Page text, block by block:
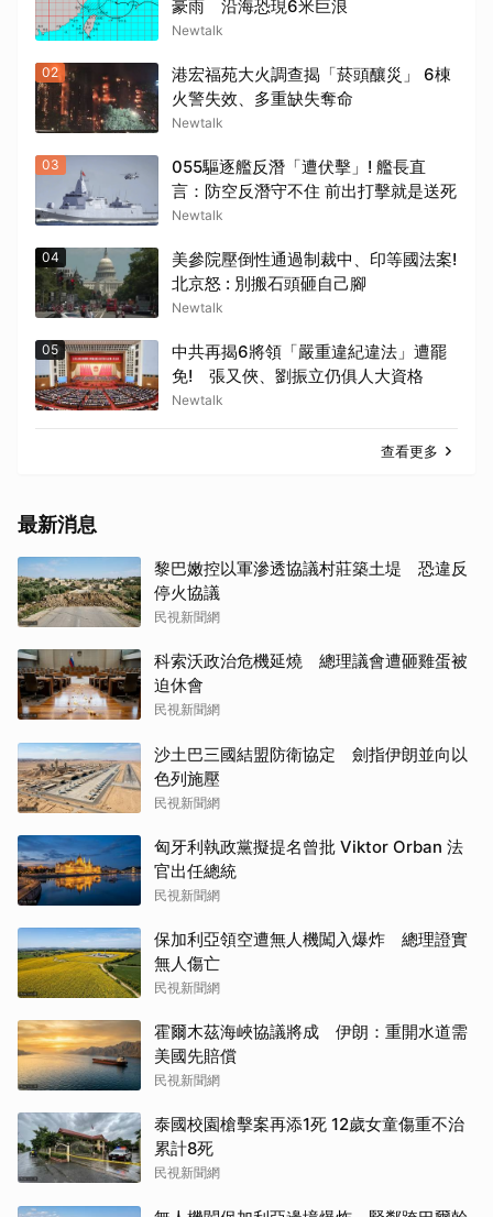
豪雨 沿海恐現6米巨浪
Newtalk
02
港宏福苑大火調查揭「菸頭釀災」 6棟
火警失效、多重缺失奪命
Newtalk
03
055驅逐艦反潛「遭伏擊」! 艦長直
言：防空反潛守不住 前出打擊就是送死
Newtalk
04
美參院壓倒性通過制裁中、印等國法案!
北京怒 : 別搬石頭砸自己腳
Newtalk
05
中共再揭6將領「嚴重違紀違法」遭罷
免! 張又俠、劉振立仍俱人大資格
Newtalk
查看更多
最新消息
黎巴嫩控以軍滲透協議村莊築土堤 恐違反
停火協議
民視新聞網
科索沃政治危機延燒 總理議會遭砸雞蛋被
迫休會
民視新聞網
沙土巴三國結盟防衛協定 劍指伊朗並向以
色列施壓
民視新聞網
匈牙利執政黨擬提名曾批 Viktor Orban 法
官出任總統
民視新聞網
保加利亞領空遭無人機闖入爆炸 總理證實
無人傷亡
民視新聞網
霍爾木茲海峽協議將成 伊朗：重開水道需
美國先賠償
民視新聞網
泰國校園槍擊案再添1死 12歲女童傷重不治
累計8死
民視新聞網